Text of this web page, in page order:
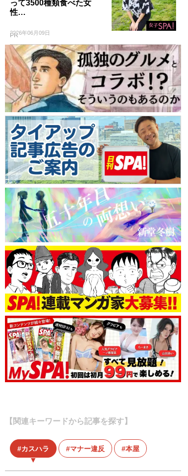
って3500種類食べた女
性…
2026年06月09日
PR
【関連キーワードから記事を探す】
カスハラ マナー違反 本屋